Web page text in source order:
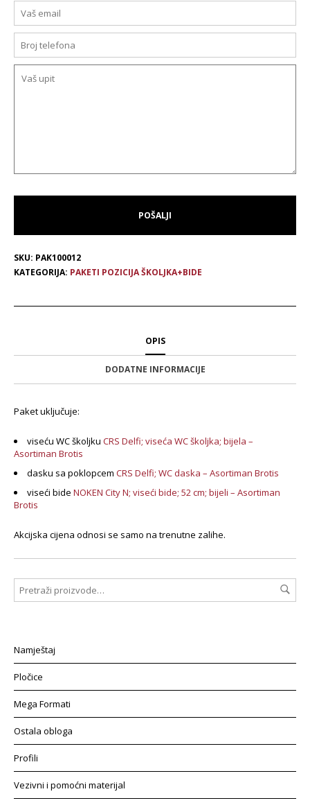
SKU: PAK100012
KATEGORIJA: PAKETI POZICIJA ŠKOLJKA+BIDE
OPIS
DODATNE INFORMACIJE
Paket uključuje:
viseću WC školjku CRS Delfi; viseća WC školjka; bijela –
Asortiman Brotis
dasku sa poklopcem CRS Delfi; WC daska – Asortiman Brotis
viseći bide NOKEN City N; viseći bide; 52 cm; bijeli – Asortiman
Brotis
Akcijska cijena odnosi se samo na trenutne zalihe.
Namještaj
Pločice
Mega Formati
Ostala obloga
Profili
Vezivni i pomoćni materijal